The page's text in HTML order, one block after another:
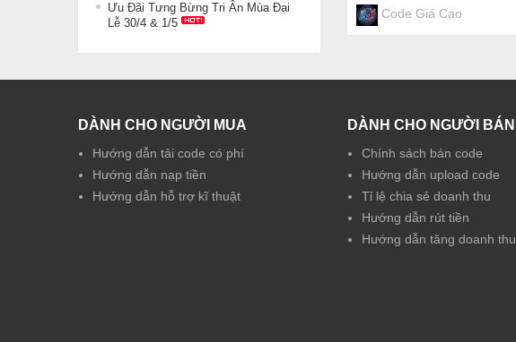
Code Giá Cao
Ưu Đãi Tưng Bừng Tri Ân Mùa Đại
Lễ 30/4 & 1/5
DÀNH CHO NGƯỜI MUA
Hướng dẫn tải code có phí
Hướng dẫn nạp tiền
Hướng dẫn hỗ trợ kĩ thuật
DÀNH CHO NGƯỜI BÁN
Chính sách bán code
Hướng dẫn upload code
Tỉ lệ chia sẻ doanh thu
Hướng dẫn rút tiền
Hướng dẫn tăng doanh thu